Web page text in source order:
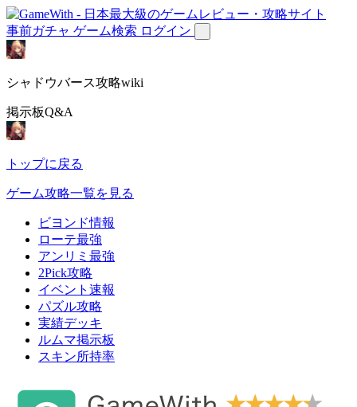
事前ガチャ ゲーム検索 ログイン
シャドウバース攻略wiki
掲示板Q&A
トップに戻る
ゲーム攻略一覧を見る
ビヨンド情報
ローテ最強
アンリミ最強
2Pick攻略
イベント速報
パズル攻略
実績デッキ
ルムマ掲示板
スキン所持率